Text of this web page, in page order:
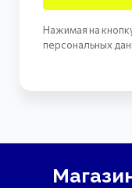
Нажимая на
персональных